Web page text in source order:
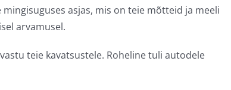
asjas, mis on teie mõtteid ja meeli
arvamusel.
teie kavatsustele. Roheline tuli autodele